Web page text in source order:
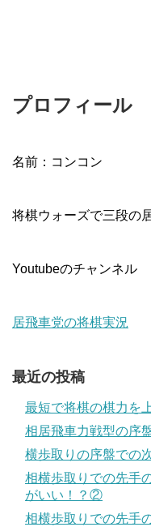
プロフィール
名前：コンコン
将棋ウォーズで三段の
Youtubeのチャンネル
居飛車党の将棋実況
最近の投稿
最短で将棋の棋力を
相居飛車力戦型の序
横歩取りの序盤での
相横歩取りでの先
がいい！？②
相横歩取りでの先